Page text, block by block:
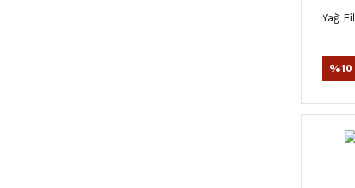
Yağ
%10